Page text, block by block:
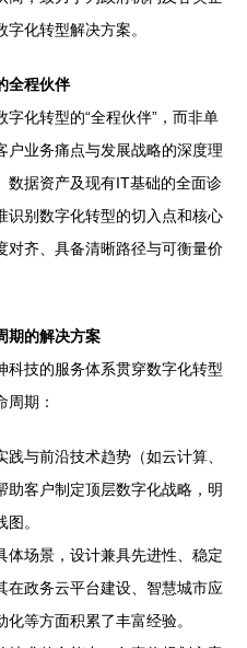
化转型解决方案。
全程伙伴
化转型的“全程伙伴”，而非单
户业务痛点与发展战略的深度理
数据资产及现有IT基础的全面诊
识别数字化转型的切入点和核心
对齐、具备清晰路径与可衡量价
期的解决方案
科技的服务体系贯穿数字化转型
期：
践与前沿技术趋势（如云计算、
助客户制定顶层数字化战略，明
。
体场景，设计兼具先进性、稳定
在政务云平台建设、智慧城市应
等方面积累了丰富经验。